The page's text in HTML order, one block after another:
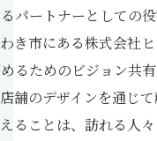
パートナーとしての
き市にある株式会社
るためのビジョン共
舗のデザインを通じ
ることは、訪れる人